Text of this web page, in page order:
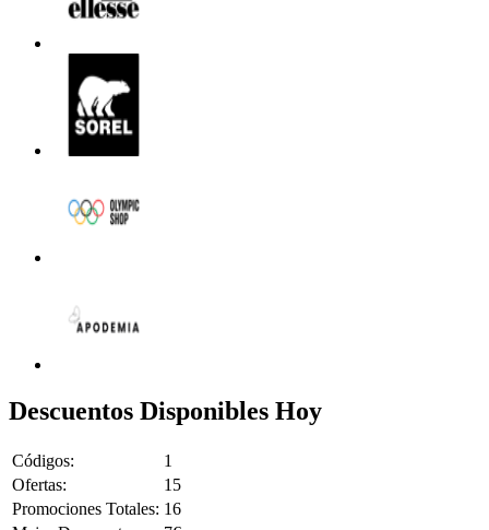
Descuentos Disponibles Hoy
Códigos:
1
Ofertas:
15
Promociones Totales: 16